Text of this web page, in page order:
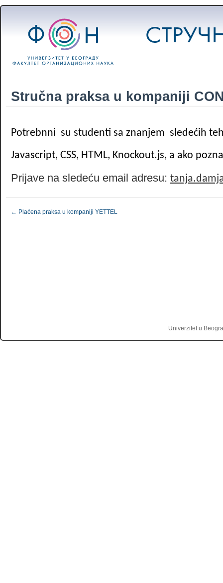
Stručna praksa u kompaniji
Potrebnni su studenti sa znanjem sledećih
Javascript, CSS, HTML, Knockout.js, a ako
Prijave na sledeću email adresu:
← Plaćena praksa u kompaniji YETTEL
Univerzitet u